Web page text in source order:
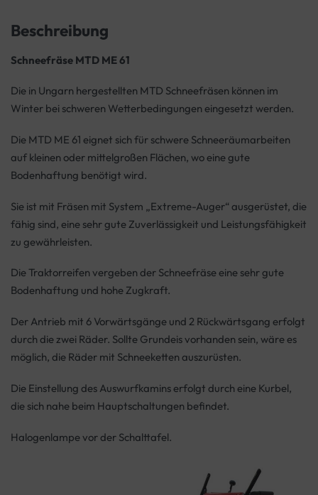
Beschreibung
Schneefräse MTD ME 61
Die in Ungarn hergestellten MTD Schneefräsen können im
Winter bei schweren Wetterbedingungen eingesetzt werden.
Die MTD ME 61 eignet sich für schwere Schneeräumarbeiten
auf kleinen oder mittelgroßen Flächen, wo eine gute
Bodenhaftung benötigt wird.
Sie ist mit Fräsen mit System „Extreme-Auger“ ausgerüstet, die
fähig sind, eine sehr gute Zuverlässigkeit und Leistungsfähigkeit
zu gewährleisten.
Die Traktorreifen vergeben der Schneefräse eine sehr gute
Bodenhaftung und hohe Zugkraft.
Der Antrieb mit 6 Vorwärtsgänge und 2 Rückwärtsgang erfolgt
durch die zwei Räder. Sollte Grundeis vorhanden sein, wäre es
möglich, die Räder mit Schneeketten auszurüsten.
Die Einstellung des Auswurfkamins erfolgt durch eine Kurbel,
die sich nahe beim Hauptschaltungen befindet.
Halogenlampe vor der Schalttafel.